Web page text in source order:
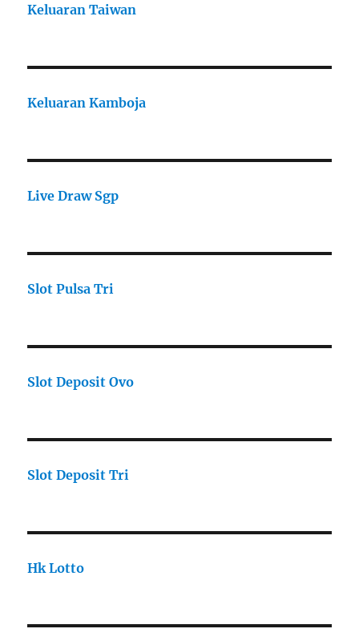
Keluaran Taiwan
Keluaran Kamboja
Live Draw Sgp
Slot Pulsa Tri
Slot Deposit Ovo
Slot Deposit Tri
Hk Lotto